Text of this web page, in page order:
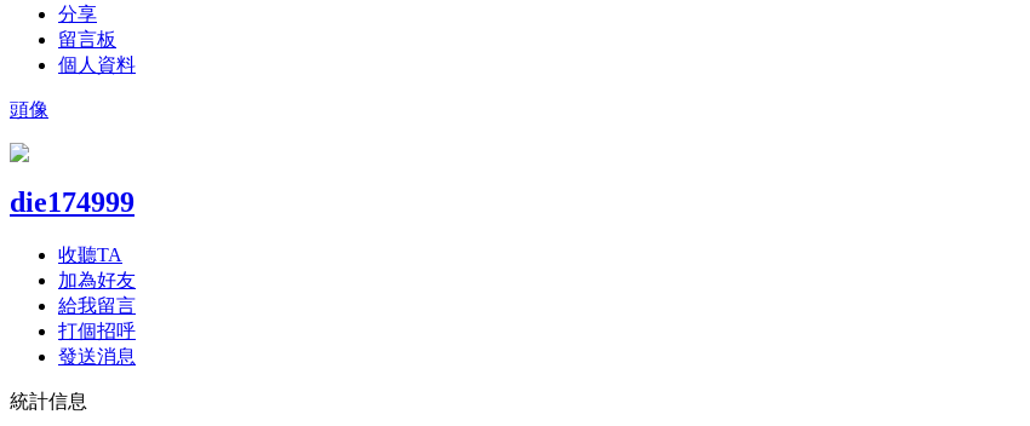
分享
留言板
個人資料
頭像
die174999
收聽TA
加為好友
給我留言
打個招呼
發送消息
統計信息